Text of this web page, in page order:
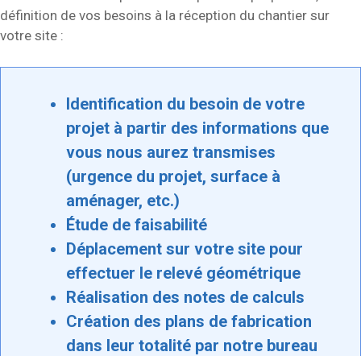
définition de vos besoins à la réception du chantier sur
votre site :
Identification du besoin de votre
projet à partir des informations que
vous nous aurez transmises
(urgence du projet, surface à
aménager, etc.)
Étude de faisabilité
Déplacement sur votre site pour
effectuer le relevé géométrique
Réalisation des notes de calculs
Création des plans de fabrication
dans leur totalité par notre bureau